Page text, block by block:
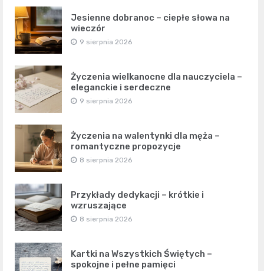
Jesienne dobranoc – ciepłe słowa na
wieczór
9 sierpnia 2026
Życzenia wielkanocne dla nauczyciela –
eleganckie i serdeczne
9 sierpnia 2026
Życzenia na walentynki dla męża –
romantyczne propozycje
8 sierpnia 2026
Przykłady dedykacji – krótkie i
wzruszające
8 sierpnia 2026
Kartki na Wszystkich Świętych –
spokojne i pełne pamięci